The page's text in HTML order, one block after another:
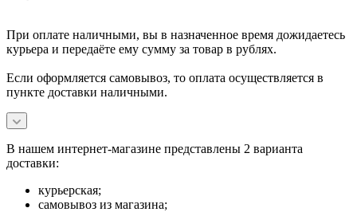
При оплате наличными, вы в назначенное время дожидаетесь
курьера и передаёте ему сумму за товар в рублях.
Если оформляется самовывоз, то оплата осуществляется в
пункте доставки наличными.
В нашем интернет-магазине представлены 2 варианта
доставки:
курьерская;
самовывоз из магазина;